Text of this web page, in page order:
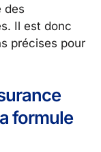
des
Il est donc
précises pour
formule